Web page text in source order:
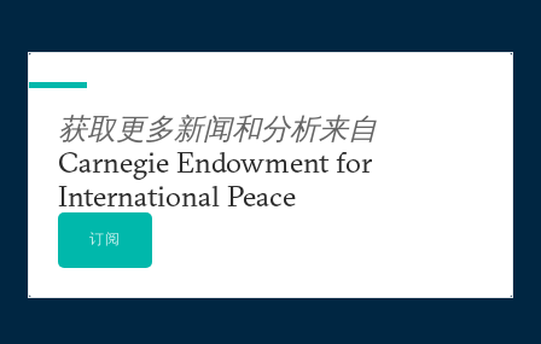
获取更多新闻和分析来自
Carnegie Endowment for
International Peace
订阅